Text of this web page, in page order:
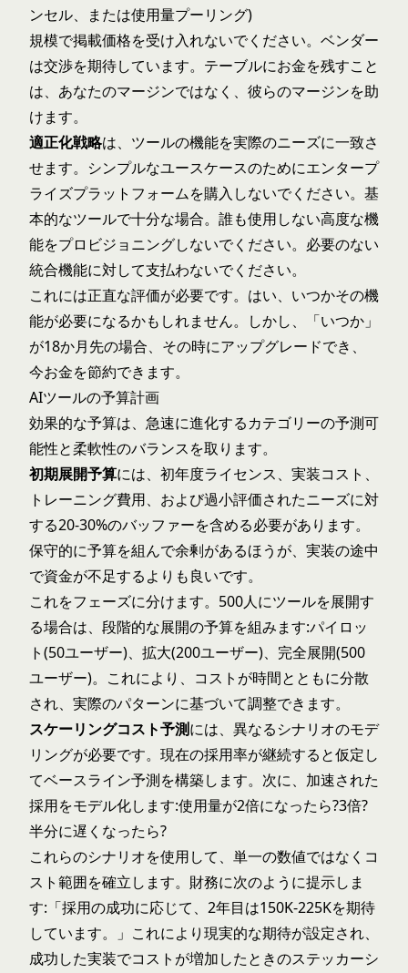
ンセル、または使用量プーリング)
規模で掲載価格を受け入れないでください。ベンダー
は交渉を期待しています。テーブルにお金を残すこと
は、あなたのマージンではなく、彼らのマージンを助
けます。
適正化戦略は、ツールの機能を実際のニーズに一致さ
せます。シンプルなユースケースのためにエンタープ
ライズプラットフォームを購入しないでください。基
本的なツールで十分な場合。誰も使用しない高度な機
能をプロビジョニングしないでください。必要のない
統合機能に対して支払わないでください。
これには正直な評価が必要です。はい、いつかその機
能が必要になるかもしれません。しかし、「いつか」
が18か月先の場合、その時にアップグレードでき、
今お金を節約できます。
AIツールの予算計画
効果的な予算は、急速に進化するカテゴリーの予測可
能性と柔軟性のバランスを取ります。
初期展開予算には、初年度ライセンス、実装コスト、
トレーニング費用、および過小評価されたニーズに対
する20-30%のバッファーを含める必要があります。
保守的に予算を組んで余剰があるほうが、実装の途中
で資金が不足するよりも良いです。
これをフェーズに分けます。500人にツールを展開す
る場合は、段階的な展開の予算を組みます:パイロッ
ト(50ユーザー)、拡大(200ユーザー)、完全展開(500
ユーザー)。これにより、コストが時間とともに分散
され、実際のパターンに基づいて調整できます。
スケーリングコスト予測には、異なるシナリオのモデ
リングが必要です。現在の採用率が継続すると仮定し
てベースライン予測を構築します。次に、加速された
採用をモデル化します:使用量が2倍になったら?3倍?
半分に遅くなったら?
これらのシナリオを使用して、単一の数値ではなくコ
スト範囲を確立します。財務に次のように提示しま
す:「採用の成功に応じて、2年目は150K-225Kを期待
しています。」これにより現実的な期待が設定され、
成功した実装でコストが増加したときのステッカーシ